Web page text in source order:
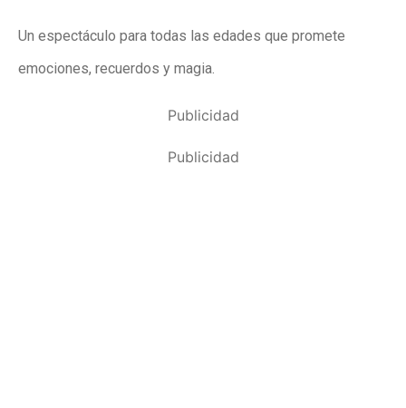
Un espectáculo para todas las edades que promete
emociones, recuerdos y magia.
Publicidad
Publicidad